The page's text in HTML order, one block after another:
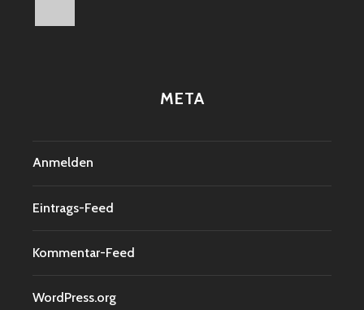
META
Anmelden
Eintrags-Feed
Kommentar-Feed
WordPress.org